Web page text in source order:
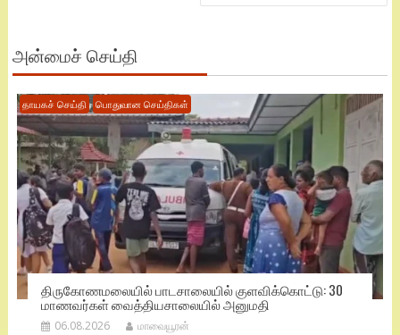
அன்மைச் செய்தி
தாயகச் செய்தி பொதுவான செய்திகள்
திருகோணமலையில் பாடசாலையில் குளவிக்கொட்டு: 30
மாணவர்கள் வைத்தியசாலையில் அனுமதி
06.08.2026 மாவையூரன்